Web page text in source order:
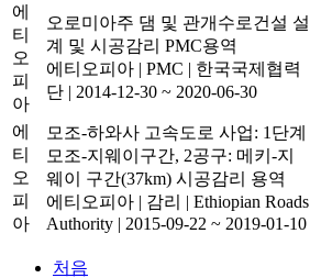
에
티
오
피
아
오로미아주 댐 및 관개수로건설 설
계 및 시공감리 PMC용역
에티오피아 | PMC | 한국국제협력
단 | 2014-12-30 ~ 2020-06-30
에
티
오
피
아
모조-하와사 고속도로 사업: 1단계
모조-지웨이구간, 2공구: 메키-지
웨이 구간(37km) 시공감리 용역
에티오피아 | 감리 | Ethiopian Roads
Authority | 2015-09-22 ~ 2019-01-10
처음